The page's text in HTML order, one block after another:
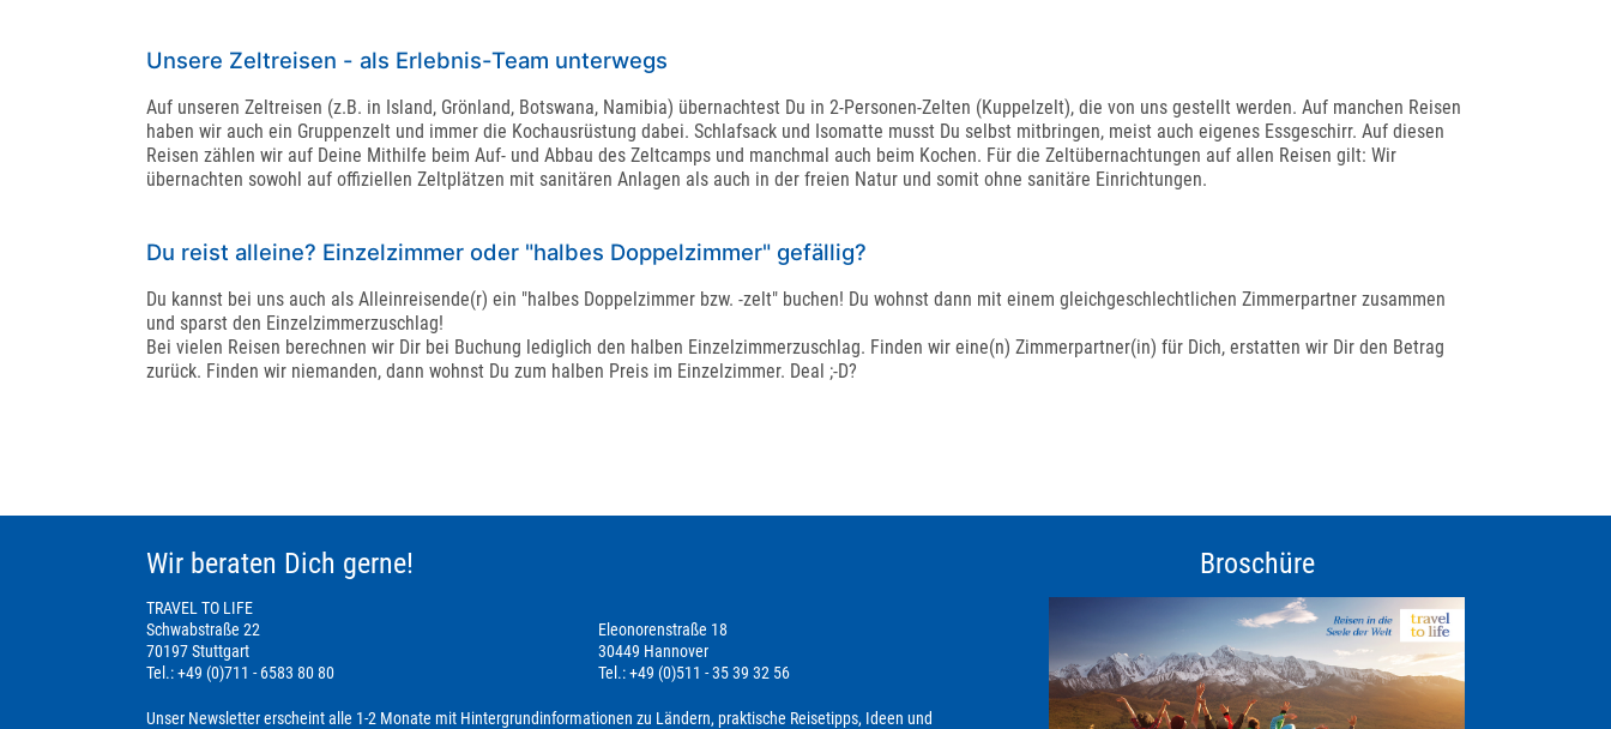
Unsere Zeltreisen - als Erlebnis-Team unterwegs
Auf unseren Zeltreisen (z.B. in Island, Grönland, Botswana, Namibia) übernachtest Du in 2-Personen-Zelten (Kuppelzelt), die von uns gestellt werden. Auf manchen Reisen
haben wir auch ein Gruppenzelt und immer die Kochausrüstung dabei. Schlafsack und Isomatte musst Du selbst mitbringen, meist auch eigenes Essgeschirr. Auf diesen
Reisen zählen wir auf Deine Mithilfe beim Auf- und Abbau des Zeltcamps und manchmal auch beim Kochen. Für die Zeltübernachtungen auf allen Reisen gilt: Wir
übernachten sowohl auf offiziellen Zeltplätzen mit sanitären Anlagen als auch in der freien Natur und somit ohne sanitäre Einrichtungen.
Du reist alleine? Einzelzimmer oder "halbes Doppelzimmer" gefällig?
Du kannst bei uns auch als Alleinreisende(r) ein "halbes Doppelzimmer bzw. -zelt" buchen! Du wohnst dann mit einem gleichgeschlechtlichen Zimmerpartner zusammen
und sparst den Einzelzimmerzuschlag!
Bei vielen Reisen berechnen wir Dir bei Buchung lediglich den halben Einzelzimmerzuschlag. Finden wir eine(n) Zimmerpartner(in) für Dich, erstatten wir Dir den Betrag
zurück. Finden wir niemanden, dann wohnst Du zum halben Preis im Einzelzimmer. Deal ;-D?
Wir beraten Dich gerne!
TRAVEL TO LIFE
Schwabstraße 22
70197 Stuttgart
Tel.: +49 (0)711 - 6583 80 80
Eleonorenstraße 18
30449 Hannover
Tel.: +49 (0)511 - 35 39 32 56
Unser Newsletter erscheint alle 1-2 Monate mit Hintergrundinformationen zu Ländern, praktische Reisetipps, Ideen und
Broschüre